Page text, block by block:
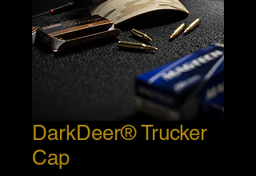
DarkDeer® Trucker
Cap